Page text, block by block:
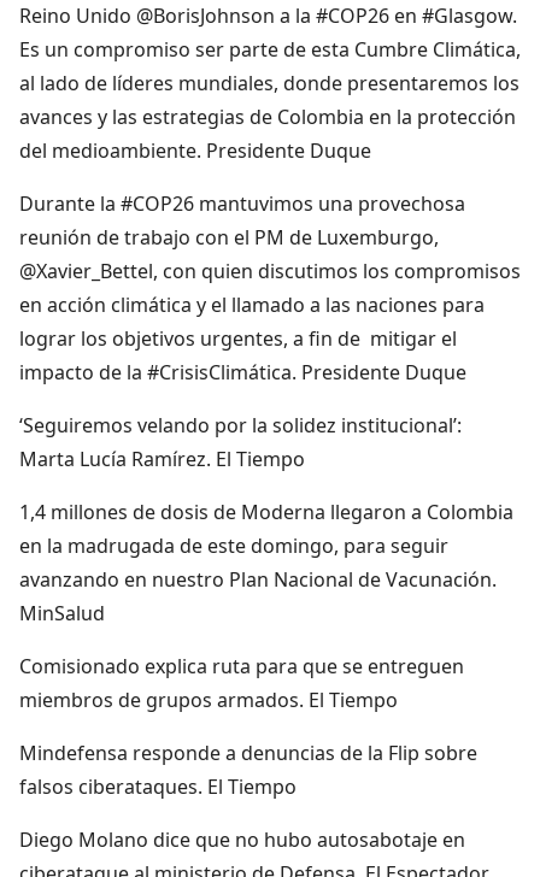
Reino Unido @BorisJohnson a la #COP26 en #Glasgow.
Es un compromiso ser parte de esta Cumbre Climática,
al lado de líderes mundiales, donde presentaremos los
avances y las estrategias de Colombia en la protección
del medioambiente. Presidente Duque
Durante la #COP26 mantuvimos una provechosa
reunión de trabajo con el PM de Luxemburgo,
@Xavier_Bettel, con quien discutimos los compromisos
en acción climática y el llamado a las naciones para
lograr los objetivos urgentes, a fin de mitigar el
impacto de la #CrisisClimática. Presidente Duque
‘Seguiremos velando por la solidez institucional’:
Marta Lucía Ramírez. El Tiempo
1,4 millones de dosis de Moderna llegaron a Colombia
en la madrugada de este domingo, para seguir
avanzando en nuestro Plan Nacional de Vacunación.
MinSalud
Comisionado explica ruta para que se entreguen
miembros de grupos armados. El Tiempo
Mindefensa responde a denuncias de la Flip sobre
falsos ciberataques. El Tiempo
Diego Molano dice que no hubo autosabotaje en